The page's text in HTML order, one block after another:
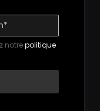
notrepolitique